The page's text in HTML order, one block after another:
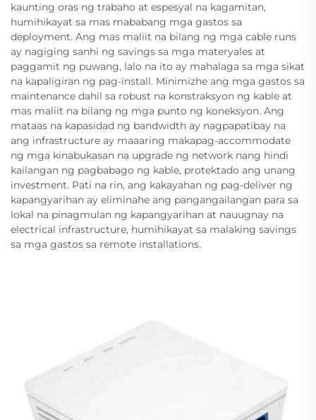
kaunting oras ng trabaho at espesyal na kagamitan,
humihikayat sa mas mababang mga gastos sa
deployment. Ang mas maliit na bilang ng mga cable runs
ay nagiging sanhi ng savings sa mga materyales at
paggamit ng puwang, lalo na ito ay mahalaga sa mga sikat
na kapaligiran ng pag-install. Minimizhe ang mga gastos sa
maintenance dahil sa robust na konstraksyon ng kable at
mas maliit na bilang ng mga punto ng koneksyon. Ang
mataas na kapasidad ng bandwidth ay nagpapatibay na
ang infrastructure ay maaaring makapag-accommodate
ng mga kinabukasan na upgrade ng network nang hindi
kailangan ng pagbabago ng kable, protektado ang unang
investment. Pati na rin, ang kakayahan ng pag-deliver ng
kapangyarihan ay eliminahe ang pangangailangan para sa
lokal na pinagmulan ng kapangyarihan at nauugnay na
electrical infrastructure, humihikayat sa malaking savings
sa mga gastos sa remote installations.